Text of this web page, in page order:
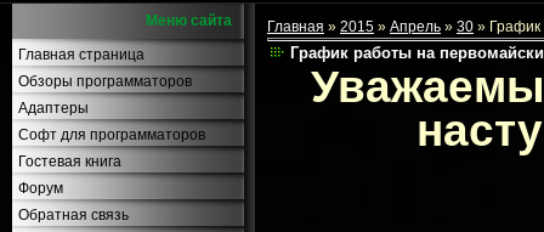
Меню сайта
Главная страница
Обзоры программаторов
Адаптеры
Софт для программаторов
Гостевая книга
Форум
Обратная связь
Главная » 2015 » Апрель » 30 » График
График работы на